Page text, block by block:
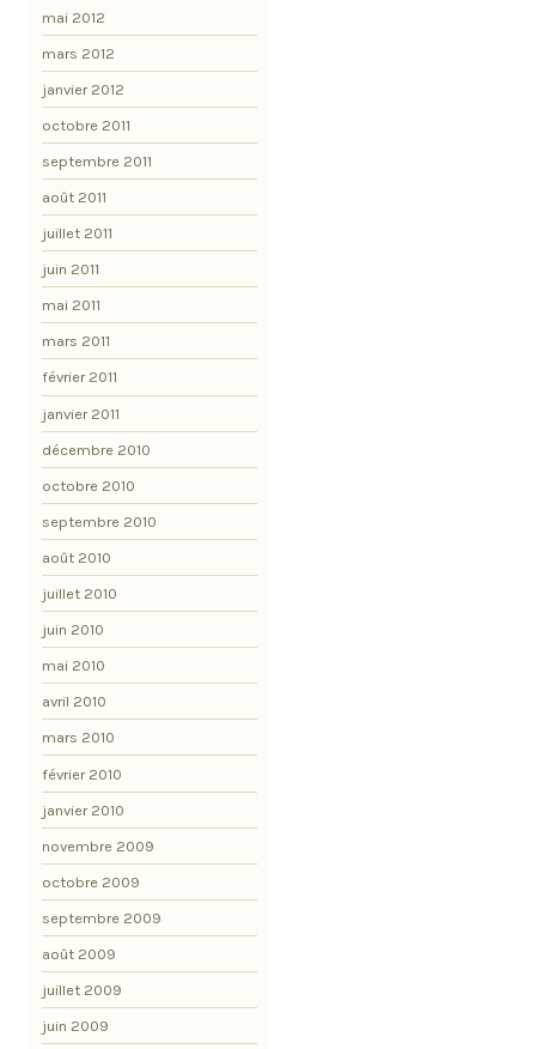
mai 2012
mars 2012
janvier 2012
octobre 2011
septembre 2011
août 2011
juillet 2011
juin 2011
mai 2011
mars 2011
février 2011
janvier 2011
décembre 2010
octobre 2010
septembre 2010
août 2010
juillet 2010
juin 2010
mai 2010
avril 2010
mars 2010
février 2010
janvier 2010
novembre 2009
octobre 2009
septembre 2009
août 2009
juillet 2009
juin 2009